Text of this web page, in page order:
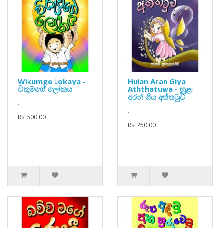
Wikumge Lokaya -
විකුම්ගේ ලෝකය
..
Rs. 500.00
Hulan Aran Giya
Aththatuwa - හුළං
අරන් ගිය අත්තටුව
..
Rs. 250.00